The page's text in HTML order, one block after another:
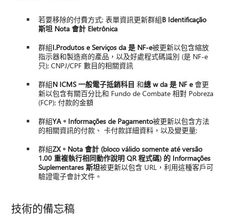
若要移除的付費方式; 表單資訊更新群組B Identificação
斯坦 Nota 會計 Eletrônica
群組I.Produtos e Serviços da 是 NF-e被更新以包含縮放
指示器和製造商的產品，以及好處程式碼識別 (是 NF-e
只); CNPJ/CPF 數目的相關資訊
群組N ICMS 一般電子抵銷科目 和總 w da 是 NF e會更
新以包含有關百分比和 Fundo de Combate 相對 Pobreza
(FCP); 付款的金額
群組YA。Informações de Pagamento被更新以包含方法
的相關資訊的付款、 卡付款詳細資料，以及變更量;
群組ZX。Nota 會計 (bloco válido somente até versão
1.00 重複執行相同動作說明 QR 程式碼) 的 Informações
Suplementares 斯坦被更新以包含 URL，利用這種客戶可
驗證電子會計文件。
技術的備忘稿